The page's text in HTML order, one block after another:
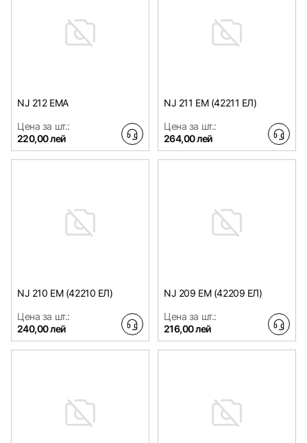
NJ 212 EMA
Цена за шт.:
220,00 лей
NJ 211 EM (42211 ЕЛ)
Цена за шт.:
264,00 лей
NJ 210 EM (42210 ЕЛ)
Цена за шт.:
240,00 лей
NJ 209 EM (42209 ЕЛ)
Цена за шт.:
216,00 лей